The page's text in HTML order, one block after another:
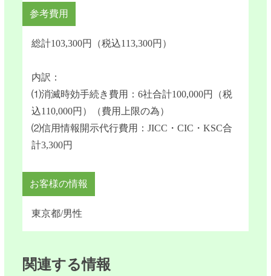
参考費用
総計103,300円（税込113,300円）
内訳：
⑴消滅時効手続き費用：6社合計100,000円（税
込110,000円）（費用上限の為）
⑵信用情報開示代行費用：JICC・CIC・KSC合
計3,300円
お客様の情報
東京都/男性
関連する情報